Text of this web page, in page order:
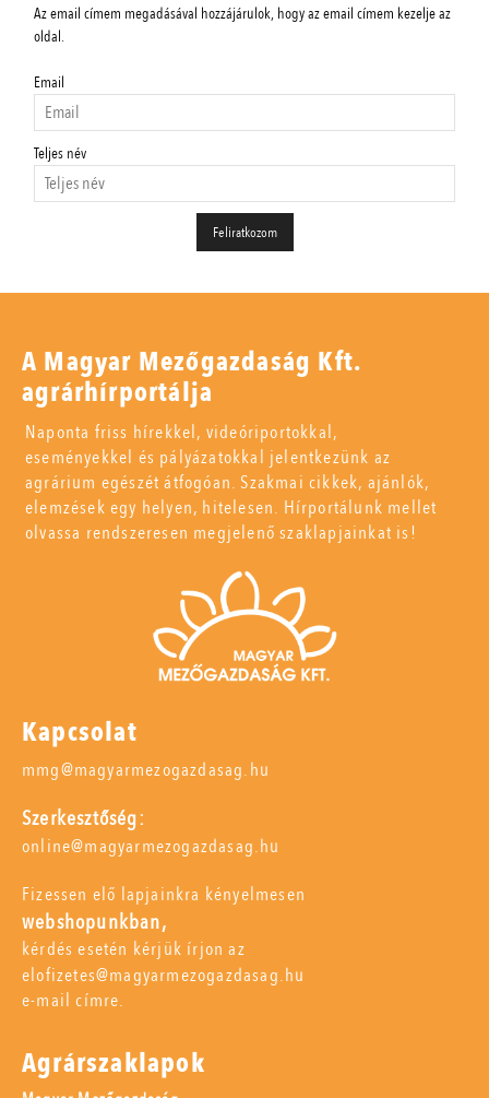
Az email címem megadásával hozzájárulok, hogy az email címem kezelje az
oldal.
Email
Teljes név
A Magyar Mezőgazdaság Kft.
agrárhírportálja
Naponta friss hírekkel, videóriportokkal,
eseményekkel és pályázatokkal jelentkezünk az
agrárium egészét átfogóan. Szakmai cikkek, ajánlók,
elemzések egy helyen, hitelesen. Hírportálunk mellet
olvassa rendszeresen megjelenő szaklapjainkat is!
Kapcsolat
mmg@magyarmezogazdasag.hu
Szerkesztőség:
online@magyarmezogazdasag.hu
Fizessen elő lapjainkra kényelmesen
webshopunkban,
kérdés esetén kérjük írjon az
elofizetes@magyarmezogazdasag.hu
e-mail címre.
Agrárszaklapok